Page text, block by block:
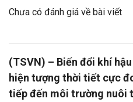
Chưa có đánh giá về bài viết
(TSVN) – Biến đổi khí
hiện tượng thời tiết cực
tiếp đến môi trường nuôi